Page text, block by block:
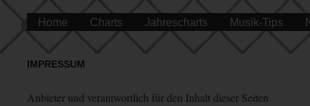
Home Charts Jahrescharts Musik-Tips
IMPRESSUM
Anbieter und verantwortlich für den Inhalt dieser Seiten